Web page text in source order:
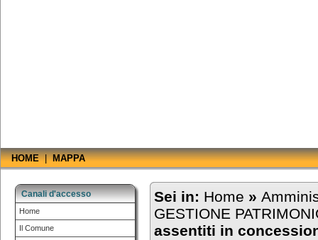
HOME|MAPPA
Canali d'accesso
Home
Il Comune
Sei in: Home »
GESTIONE
assentiti in